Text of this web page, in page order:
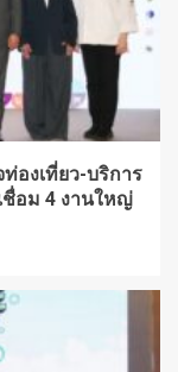
องเที่ยว-บริการ
ชื่อม 4 งานใหญ่